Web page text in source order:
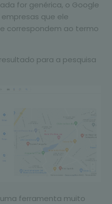
for genérica, o Google
que ele
correspondem ao termo
para a pesquisa
ferramenta muito